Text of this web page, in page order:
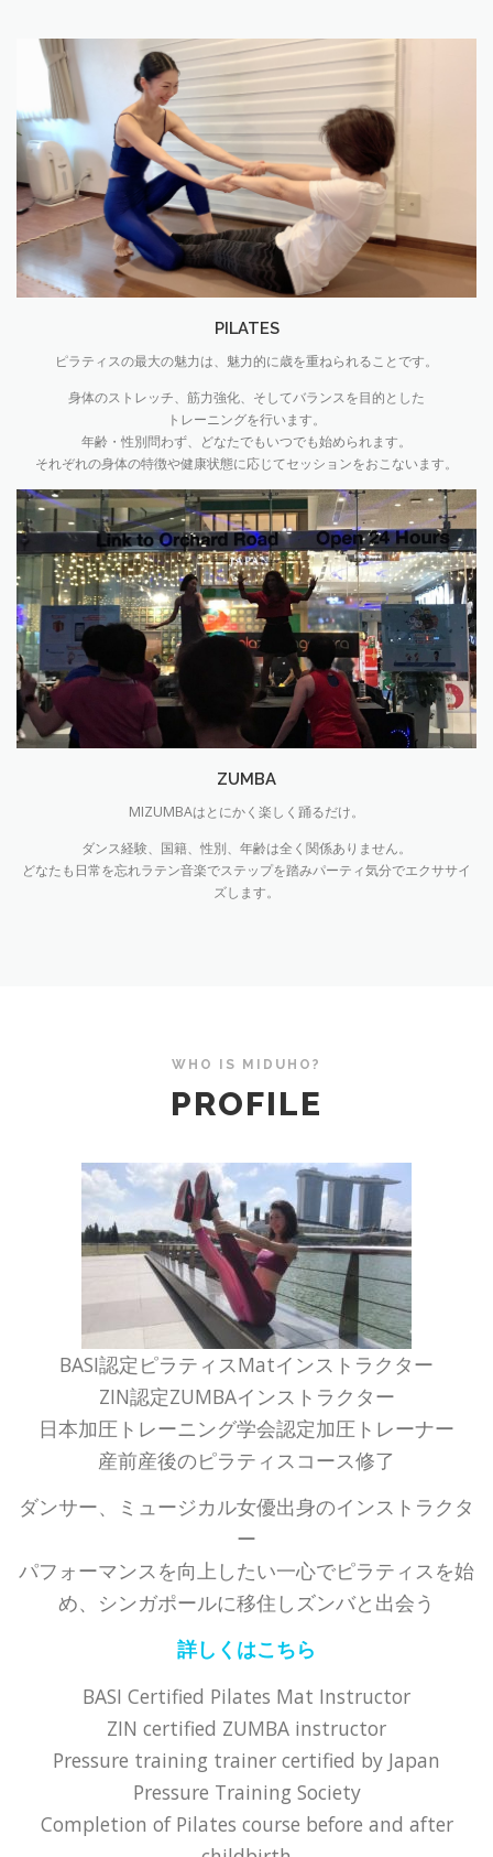
PILATES
ピラティスの最大の魅力は、魅力的に歳を重ねられることです。
身体のストレッチ、筋力強化、そしてバランスを目的とした
トレーニングを行います。
年齢・性別問わず、どなたでもいつでも始められます。
それぞれの身体の特徴や健康状態に応じてセッションをおこないます。
ZUMBA
MIZUMBAはとにかく楽しく踊るだけ。
ダンス経験、国籍、性別、年齢は全く関係ありません。
どなたも日常を忘れラテン音楽でステップを踏みパーティ気分でエクササイ
ズします。
WHO IS MIDUHO?
PROFILE
BASI認定ピラティスMatインストラクター
ZIN認定ZUMBAインストラクター
日本加圧トレーニング学会認定加圧トレーナー
産前産後のピラティスコース修了
ダンサー、ミュージカル女優出身のインストラクタ
ー
パフォーマンスを向上したい一心でピラティスを始
め、シンガポールに移住しズンバと出会う
詳しくはこちら
BASI Certified Pilates Mat Instructor
ZIN certified ZUMBA instructor
Pressure training trainer certified by Japan
Pressure Training Society
Completion of Pilates course before and after